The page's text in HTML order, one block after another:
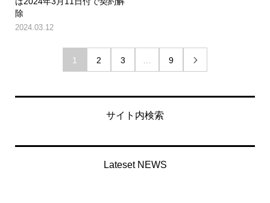
除
2024.03.12
1 2 3 9 
サイト内検索
Lateset NEWS